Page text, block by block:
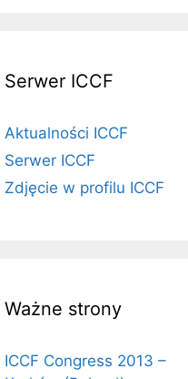
Serwer ICCF
Aktualności ICCF
Serwer ICCF
Zdjęcie w profilu ICCF
Ważne strony
ICCF Congress 2013 –